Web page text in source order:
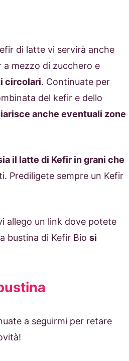
di latte vi servirà anche
a mezzo di zucchero e
circolari. Continuate per
del kefir e dello
anche eventuali zone
il latte di Kefir in grani che
Prediligete sempre un Kefir
allego un link dove potete
bustina di Kefir Bio si
a seguirmi per retare